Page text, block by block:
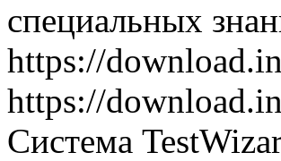
специальных
https://
https://
Система